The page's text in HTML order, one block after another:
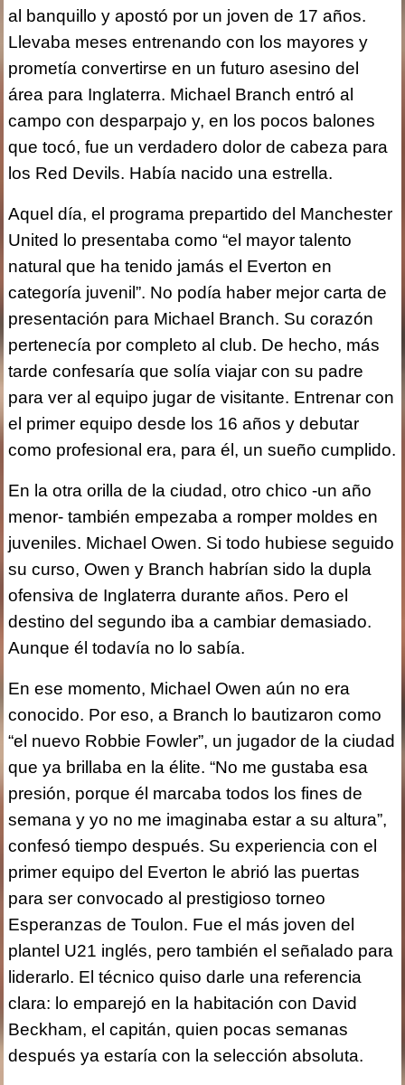
al banquillo y apostó por un joven de 17 años.
Llevaba meses entrenando con los mayores y
prometía convertirse en un futuro asesino del
área para Inglaterra. Michael Branch entró al
campo con desparpajo y, en los pocos balones
que tocó, fue un verdadero dolor de cabeza para
los Red Devils. Había nacido una estrella.
Aquel día, el programa prepartido del Manchester
United lo presentaba como “el mayor talento
natural que ha tenido jamás el Everton en
categoría juvenil”. No podía haber mejor carta de
presentación para Michael Branch. Su corazón
pertenecía por completo al club. De hecho, más
tarde confesaría que solía viajar con su padre
para ver al equipo jugar de visitante. Entrenar con
el primer equipo desde los 16 años y debutar
como profesional era, para él, un sueño cumplido.
En la otra orilla de la ciudad, otro chico -un año
menor- también empezaba a romper moldes en
juveniles. Michael Owen. Si todo hubiese seguido
su curso, Owen y Branch habrían sido la dupla
ofensiva de Inglaterra durante años. Pero el
destino del segundo iba a cambiar demasiado.
Aunque él todavía no lo sabía.
En ese momento, Michael Owen aún no era
conocido. Por eso, a Branch lo bautizaron como
“el nuevo Robbie Fowler”, un jugador de la ciudad
que ya brillaba en la élite. “No me gustaba esa
presión, porque él marcaba todos los fines de
semana y yo no me imaginaba estar a su altura”,
confesó tiempo después. Su experiencia con el
primer equipo del Everton le abrió las puertas
para ser convocado al prestigioso torneo
Esperanzas de Toulon. Fue el más joven del
plantel U21 inglés, pero también el señalado para
liderarlo. El técnico quiso darle una referencia
clara: lo emparejó en la habitación con David
Beckham, el capitán, quien pocas semanas
después ya estaría con la selección absoluta.